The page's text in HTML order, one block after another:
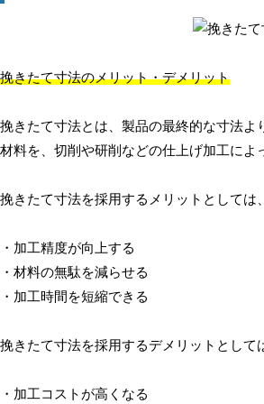
挽きたて寸法のメリット・デメリット
挽きたて寸法とは、製品の最終的な寸法
材料を、切削や研削などの仕上げ加工によ
挽きたて寸法を採用するメリットとしては
・加工精度が向上する
・材料の無駄を減らせる
・加工時間を短縮できる
挽きたて寸法を採用するデメリットとして
・加工コストが高くなる